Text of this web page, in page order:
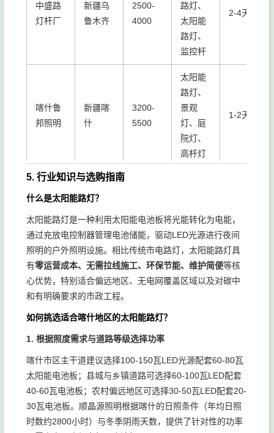
中盛路
灯杆厂
新疆乌
鲁木齐
2500-
4000
路灯、
太阳能
路灯、
监控杆
2-4天
喀什鲁
邦照明
新疆喀
什
3200-
5500
太阳能
路灯、
景观
灯、庭
院灯、
高杆灯
1-2天
道照明
州
6000
庭院
灯、智
慧灯杆
天
5. 行业知识与选购指南
什么是太阳能路灯？
太阳能路灯是一种利用太阳能电池板将光能转化为电能，
通过充放电控制器管理电池储能，驱动LED光源进行夜间
照明的户外照明设施。相比传统市电路灯，太阳能路灯具
有零运营成本、无需拉线施工、环保节能、维护简便等核
心优势，特别适合偏远地区、无电网覆盖区域以及对碳中
和有明确要求的市政工程。
如何挑选适合喀什地区的太阳能路灯？
1. 根据照度需求与道路等级选择功率
喀什市区主干道建议选择100-150瓦LED光源配套60-80瓦
太阳能电池板；县城与乡镇道路可选择60-100瓦LED配套
40-60瓦电池板；农村偏远地区可选择30-50瓦LED配套20-
30瓦电池板。顺晶源照明根据喀什的日照条件（年均日照
时数约2800小时）与冬季阴雨天数，提供了针对性的功率